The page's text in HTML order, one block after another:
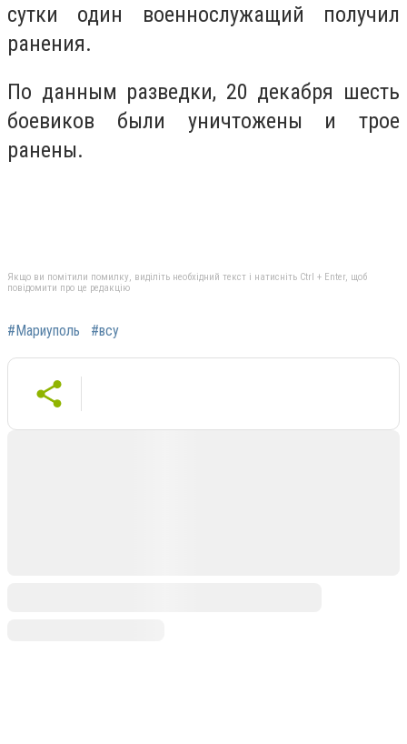
сутки один военнослужащий получил
ранения.
По данным разведки, 20 декабря шесть
боевиков были уничтожены и трое
ранены.
Якщо ви помітили помилку, виділіть необхідний текст і натисніть Ctrl + Enter, щоб
повідомити про це редакцію
#Мариуполь #всу